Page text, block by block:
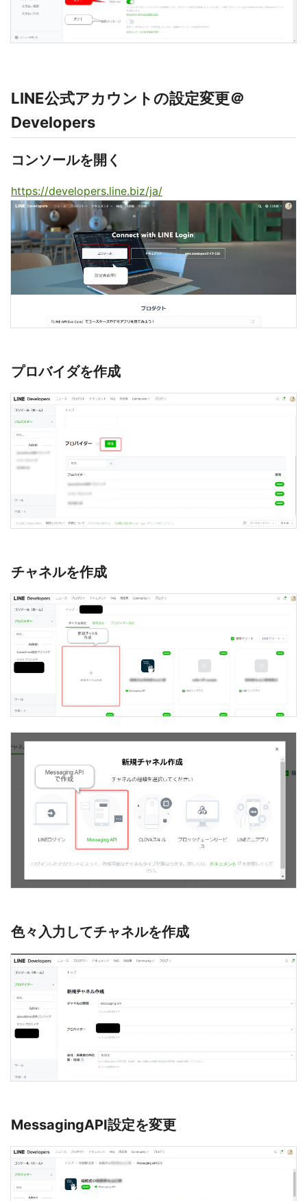
LINE公式アカウントの設定変更＠
Developers
コンソールを開く
https://developers.line.biz/ja/
プロバイダを作成
チャネルを作成
色々入力してチャネルを作成
MessagingAPI設定を変更